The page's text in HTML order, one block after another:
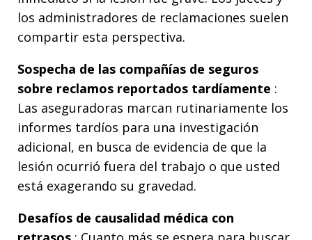
los administradores de reclamaciones suelen
compartir esta perspectiva.
Sospecha de las compañías de seguros
sobre reclamos reportados tardíamente :
Las aseguradoras marcan rutinariamente los
informes tardíos para una investigación
adicional, en busca de evidencia de que la
lesión ocurrió fuera del trabajo o que usted
está exagerando su gravedad.
Desafíos de causalidad médica con